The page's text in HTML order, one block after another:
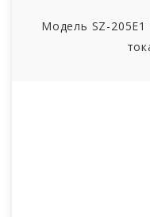
Модель SZ-205E1